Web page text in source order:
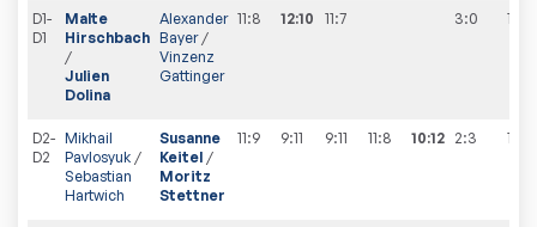
D1-
D1
Malte
Hirschbach
/
Julien
Dolina
Alexander
Bayer /
Vinzenz
Gattinger
11:8 12:10 11:7 3:0 1
D2-
D2
Mikhail
Pavlosyuk /
Sebastian
Hartwich
Susanne
Keitel /
Moritz
Stettner
11:9 9:11 9:11 11:8 10:12 2:3 1